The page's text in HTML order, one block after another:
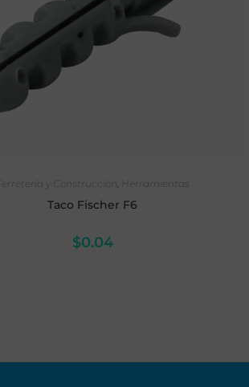
Ferretería y Construcción
Herramientas
Taco Fischer F6
$0.04